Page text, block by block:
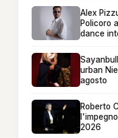
Alex
Policoro
dance
urban
agosto
Roberto
2026